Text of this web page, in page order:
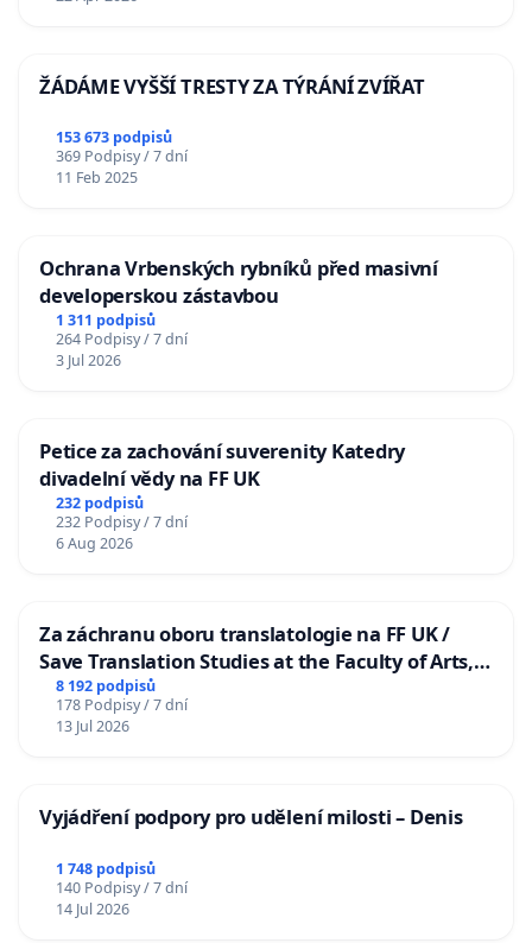
ŽÁDÁME VYŠŠÍ TRESTY ZA TÝRÁNÍ ZVÍŘAT
153 673 podpisů
369 Podpisy / 7 dní
11 Feb 2025
Ochrana Vrbenských rybníků před masivní
developerskou zástavbou
1 311 podpisů
264 Podpisy / 7 dní
3 Jul 2026
Petice za zachování suverenity Katedry
divadelní vědy na FF UK
232 podpisů
232 Podpisy / 7 dní
6 Aug 2026
Za záchranu oboru translatologie na FF UK /
Save Translation Studies at the Faculty of Arts,
Charles University
8 192 podpisů
178 Podpisy / 7 dní
13 Jul 2026
Vyjádření podpory pro udělení milosti – Denis
1 748 podpisů
140 Podpisy / 7 dní
14 Jul 2026